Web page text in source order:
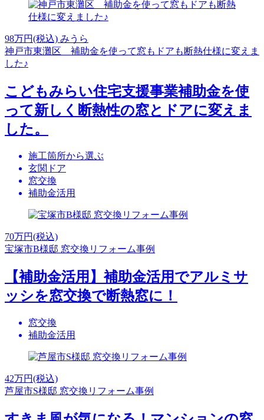
98万円(税込) みうら
神戸市東灘区 補助金を使って窓もドアも断熱仕様に変えま
した♪
こどもみらい住宅支援事業補助金を使
って新しく断熱性の窓とドアに変えま
した。
施工箇所から選ぶ
玄関ドア
窓交換
補助金活用
70万円(税込)
宝塚市B様邸 窓交換リフォーム事例
【補助金活用】補助金活用でアルミサ
ッシを窓交換で断熱窓に！
窓交換
補助金活用
42万円(税込)
芦屋市S様邸 窓交換リフォーム事例